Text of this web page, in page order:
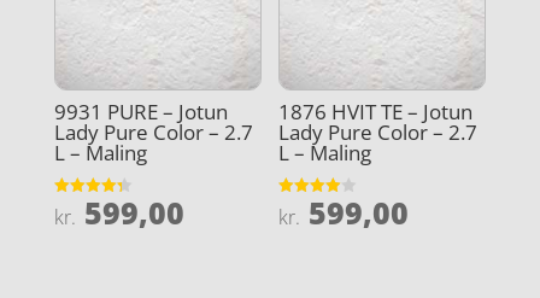
9931 PURE – Jotun
Lady Pure Color – 2.7
L – Maling
Vurderet
4.3
kr. 599,00
1876 HVIT TE – Jotun
Lady Pure Color – 2.7
L – Maling
Vurderet
4
kr. 599,00